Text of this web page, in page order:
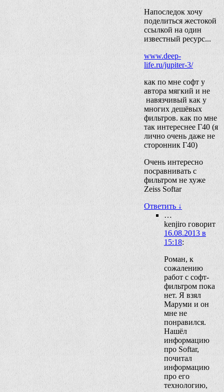
Напоследок хочу
поделиться жестокой
ссылкой на один
известный ресурс...
www.deep-
life.ru/jupiter-3/
как по мне софт у
автора мягкий и не
навязчивый как у
многих дешёвых
фильтров. как по мне
так интереснее Г40 (я
лично очень даже не
сторонник Г40)
Очень интересно
посравнивать с
фильтром не хуже
Zeiss Softar
Ответить ↓
…
kenjiro говорит
16.08.2013 в
15:18:
Роман, к
сожалению
работ с софт-
фильтром пока
нет. Я взял
Маруми и он
мне не
понравился.
Нашёл
информацию
про Softar,
почитал
информацию
про его
технологию,